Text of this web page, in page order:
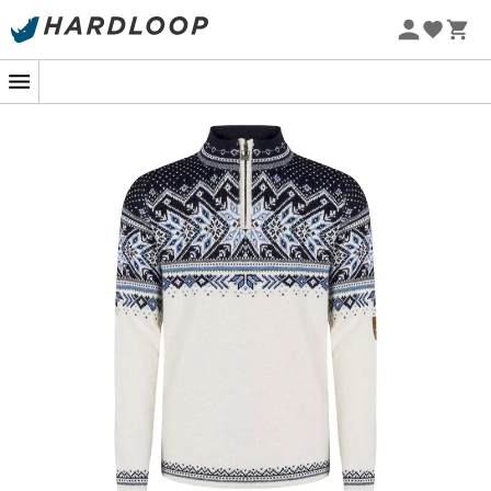
Promoções de verão 🔥 -5% EXTRA a partir de 2 produtos*
Imagine-se descendo as pistas nevadas de Vail,
envolto em um casulo de suavidade e calor. O
Vail Sweater Dale of Norway
projetado para esses momentos em que cada floco de